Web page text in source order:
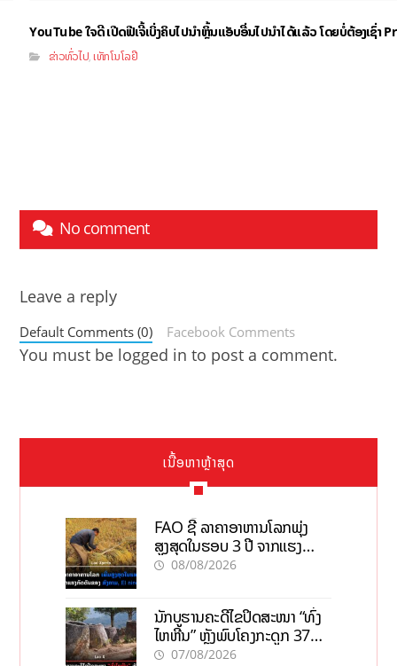
YouTube ໃຈດີ ເປີດຟີເຈີ້ເບິ່ງຄິບໄປນຳຫຼິ້ນແອັບອື່ນໄປນຳໄດ້ແລ້ວ ໂດຍບໍ່ຕ້ອງເຊົ່າ
ຂ່າວທົ່ວໄປ,ເທັກໂນໂລຢີ
No comment
Leave a reply
Default Comments (0) Facebook Comments
You must be logged in to post a comment.
ເນື້ອຫາຫຼ້າສຸດ
FAO ຊີ້ ລາຄາອາຫານໂລກພຸ່ງ
ສູງສຸດໃນຮອບ 3 ປີ ຈາກແຮງ
ກົດດັນຂອງສົງຄາມ, El nino
08/08/2026
ນັກບູຮານຄະດີໄຂປິດສະໜາ “ທົ່ງ
ໄຫຫີນ” ຫຼັງພົບໂຄງກະດູກ 37
ຄົນໃນຫີນຍັກ
07/08/2026